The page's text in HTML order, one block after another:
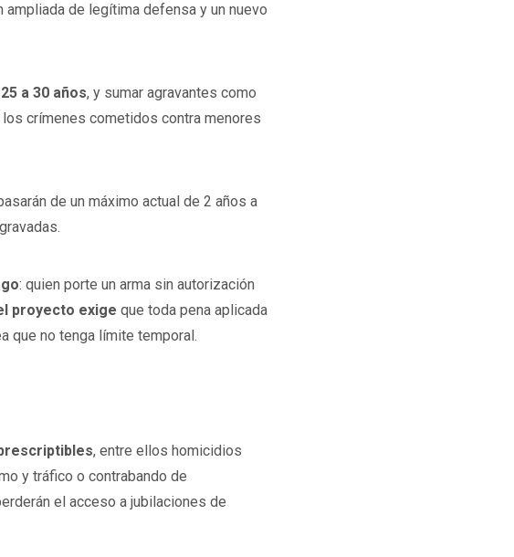
de legítima defensa y un nuevo
a 30 años, y sumar agravantes como
crímenes cometidos contra menores
de un máximo actual de 2 años a
: quien porte un arma sin autorización
proyecto exige que toda pena aplicada
que no tenga límite temporal.
, entre ellos homicidios
y tráfico o contrabando de
el acceso a jubilaciones de